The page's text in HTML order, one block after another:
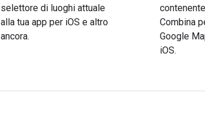
selettore di luoghi attuale
alla tua app per iOS e altro
ancora.
Combina
Google
iOS.